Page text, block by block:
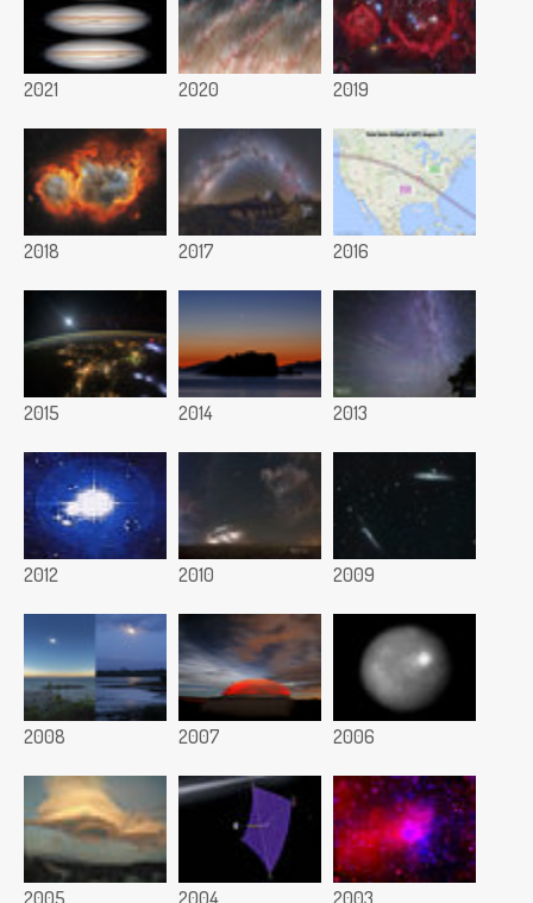
2021 2020 2019
2018 2017 2016
2015 2014 2013
2012 2010 2009
2008 2007 2006
2005 2004 2003